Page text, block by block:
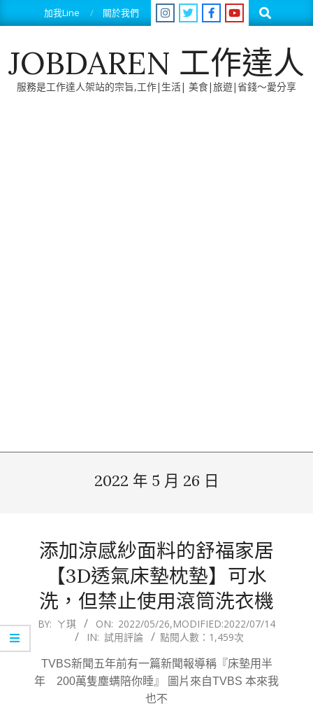
to
加我Line 關於我們 Search
JOBDAREN 工作達人
服務是工作達人架站的宗旨,工作|生活| 美食|旅遊|省錢～愛分享
2022 年 5 月 26 日
添加涼感紗面料的舒福家居
【3D透氣床墊枕墊】可水
洗，但禁止使用滾筒洗衣機
2022-
26
BY: ㄚ琪 ON: 2022/05/26,MODIFIED:2022/07/14
IN: 試用評論 點閱人數：1,459次
TVBS新聞五年前有一篇新聞報導稱『床墊用半
年 200萬隻塵螨陪你睡』 圖片來自TVBS 本來我
也不